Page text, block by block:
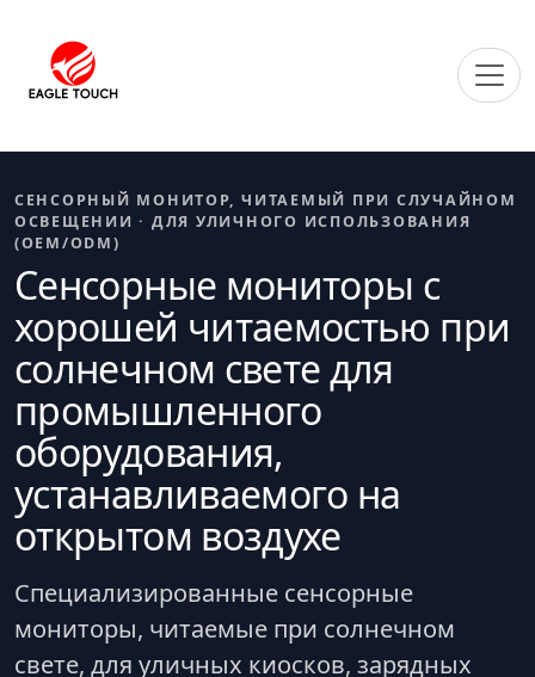
СЕНСОРНЫЙ МОНИТОР, ЧИТАЕМЫЙ ПРИ СЛУЧАЙНОМ
ОСВЕЩЕНИИ · ДЛЯ УЛИЧНОГО ИСПОЛЬЗОВАНИЯ
(OEM/ODM)
Сенсорные мониторы с
хорошей читаемостью при
солнечном свете для
промышленного
оборудования,
устанавливаемого на
открытом воздухе
Специализированные сенсорные
мониторы, читаемые при солнечном
свете, для уличных киосков, зарядных